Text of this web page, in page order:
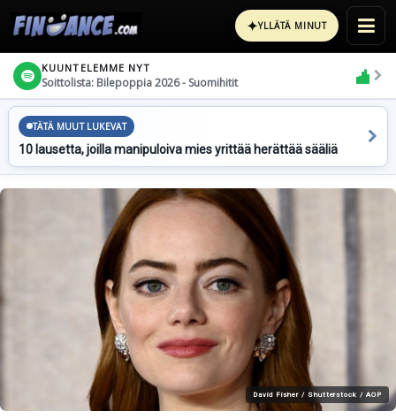
✦YLLÄTÄ MINUT
KUUNTELEMME NYT
Soittolista: Bilepoppia 2026 - Suomihitit
TÄTÄ MUUT LUKEVAT
10 lausetta, joilla manipuloiva mies yrittää herättää sääliä
David Fisher / Shutterstock / AOP